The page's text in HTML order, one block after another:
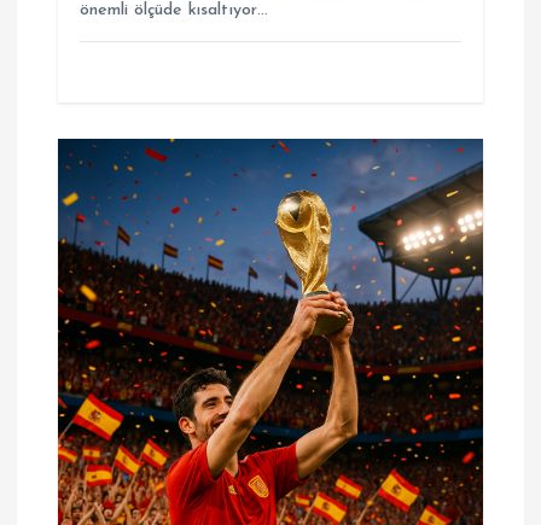
önemli ölçüde kısaltıyor…